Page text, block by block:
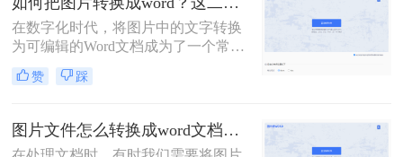
转换。
在数字化时代，将图片中的文字转换
为可编辑的Word文档成为了一个常见
的需求。无论是在学术研究、商务文
档处理，还是在教育培训等领域，这
何把图片转换成word呢？本文将介绍
两种常用的方法来实现这一目标。
赞 踩
图片文件怎么转换成word文档？教你4招轻松搞定！